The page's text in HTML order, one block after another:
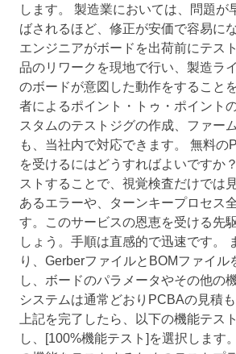
します。 製造業においては、問題が
ばされるほど、修正が安価で容易に
エンジニアがボードを出荷前にテス
品のリワークを現地で行い、製造ラ
のボードが意図した動作をすること
者によるポイント・トゥ・ポイント
スタムのテストジグの作成、ファー
も、当社内で対応できます。 無料の
を受けるにはどうすればよいですか
ストすることで、視覚検査だけでは
あるエラーや、ターンキープロセス
す。このサービスの恩恵を受ける先
しょう。手順は直感的で迅速です。
り、GerberファイルとBOMファイル
し、ボードのパラメータやその他の
システムは通常どおりPCBAの見積も
上記を完了したら、以下の機能テス
し、[100%機能テスト]を選択します